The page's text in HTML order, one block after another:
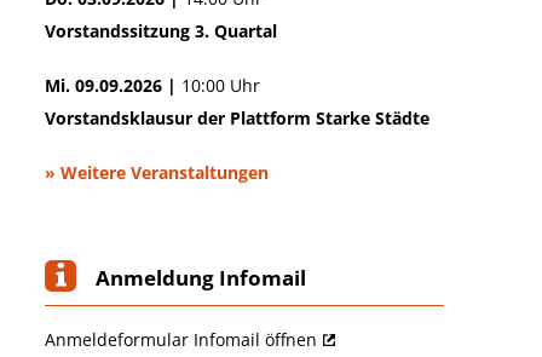
Vorstandssitzung 3. Quartal
Mi. 09.09.2026 | 10:00 Uhr
Vorstandsklausur der Plattform Starke Städte
» Weitere Veranstaltungen
Anmeldung Infomail
Anmeldeformular Infomail öffnen